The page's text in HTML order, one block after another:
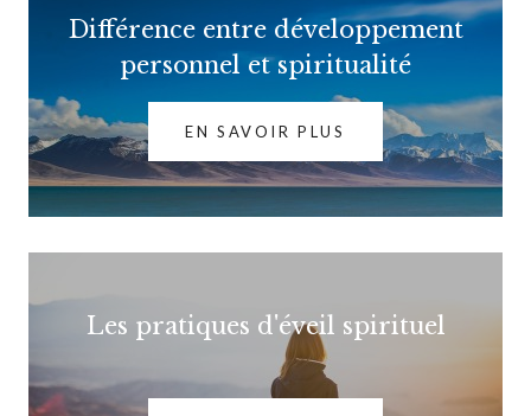
Différence entre développement
personnel et spiritualité
EN SAVOIR PLUS
Les pratiques d'éveil spirituel